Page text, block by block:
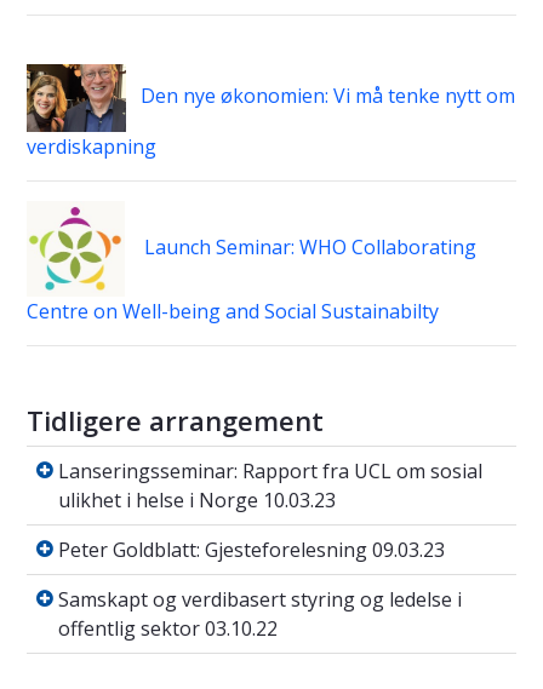
Den nye økonomien: Vi må tenke nytt om
verdiskapning
Launch Seminar: WHO Collaborating
Centre on Well-being and Social Sustainabilty
Tidligere arrangement
Lanseringsseminar: Rapport fra UCL om
Lanseringsseminar: Rapport fra UCL om sosial
ulikhet i helse i Norge 10.03.23
Peter Goldblatt: Gjesteforelesning 09.03.23
Peter Goldblatt: Gjesteforelesning 09.03.23
Samskapt og verdibasert styring og ledelse
Samskapt og verdibasert styring og ledelse i
offentlig sektor 03.10.22